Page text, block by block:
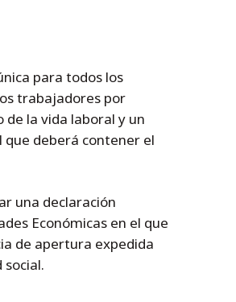
para todos los
trabajadores por
la vida laboral y un
deberá contener el
una declaración
Económicas en el que
de apertura expedida